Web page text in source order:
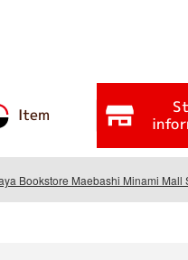
Item
Bookstore Maebashi Minami Mall